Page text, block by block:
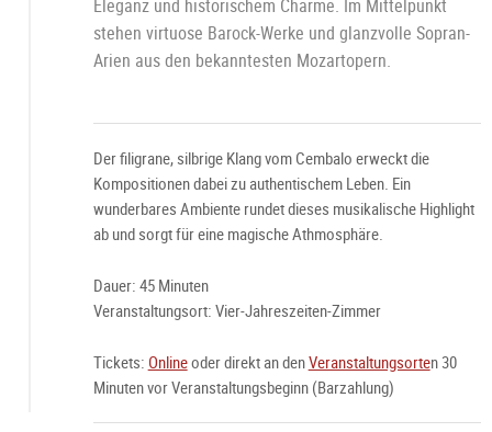
Eleganz und historischem Charme. Im Mittelpunkt
stehen virtuose Barock-Werke und glanzvolle Sopran-
Arien aus den bekanntesten Mozartopern.
Der filigrane, silbrige Klang vom Cembalo erweckt die
Kompositionen dabei zu authentischem Leben. Ein
wunderbares Ambiente rundet dieses musikalische Highlight
ab und sorgt für eine magische Athmosphäre.
Dauer: 45 Minuten
Veranstaltungsort: Vier-Jahreszeiten-Zimmer
Tickets: Onlineoder direkt an denVeranstaltungsorten 30
Minuten vor Veranstaltungsbeginn (Barzahlung)